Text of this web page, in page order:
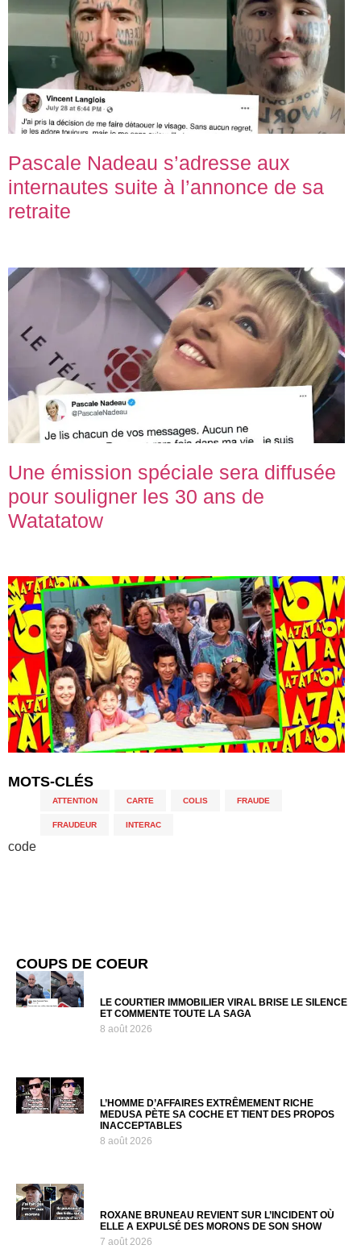
Pascale Nadeau s’adresse aux
internautes suite à l’annonce de sa
retraite
Une émission spéciale sera diffusée
pour souligner les 30 ans de
Watatatow
MOTS-CLÉS
ATTENTION CARTE COLIS FRAUDE
FRAUDEUR INTERAC
code
COUPS DE COEUR
LE COURTIER IMMOBILIER VIRAL BRISE LE SILENCE
ET COMMENTE TOUTE LA SAGA
8 août 2026
L’HOMME D’AFFAIRES EXTRÊMEMENT RICHE
MEDUSA PÈTE SA COCHE ET TIENT DES PROPOS
INACCEPTABLES
8 août 2026
ROXANE BRUNEAU REVIENT SUR L’INCIDENT OÙ
ELLE A EXPULSÉ DES MORONS DE SON SHOW
7 août 2026